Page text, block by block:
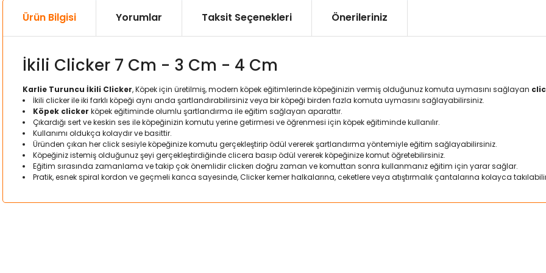
Ürün Bilgisi Yorumlar Taksit Seçenekleri Önerileriniz
İkili Clicker 7 Cm - 3 Cm - 4 Cm
Karlie Turuncu İkili Clicker, Köpek için üretilmiş, modern köpek eğitimlerinde köpeğinizin vermiş olduğunuz komuta uymasını sağlayan
İkili clicker ile iki farklı köpeği aynı anda şartlandırabilirsiniz veya bir köpeği birden fazla komuta uymasını sağlayabilirsiniz.
Köpek clicker köpek eğitiminde olumlu şartlandırma ile eğitim sağlayan aparattır.
Çıkardığı sert ve keskin ses ile köpeğinizin komutu yerine getirmesi ve öğrenmesi için köpek eğitiminde kullanılır.
Kullanımı oldukça kolaydır ve basittir.
Üründen çıkan her click sesiyle köpeğinize komutu gerçekleştirip ödül vererek şartlandırma yöntemiyle eğitim sağlayabilirsiniz.
Köpeğiniz istemiş olduğunuz şeyi gerçekleştirdiğinde clicera basıp ödül vererek köpeğinize komut öğretebilirsiniz.
Eğitim sırasında zamanlama ve takip çok önemlidir clickerı doğru zaman ve komuttan sonra kullanmanız eğitim için yarar sağlar.
Pratik, esnek spiral kordon ve geçmeli kanca sayesinde, Clicker kemer halkalarına, ceketlere veya atıştırmalık çantalarına kolayca